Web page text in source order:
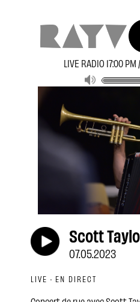
LIVE RADIO 17:00
Scott
07.05.2023
LIVE · EN DIRECT